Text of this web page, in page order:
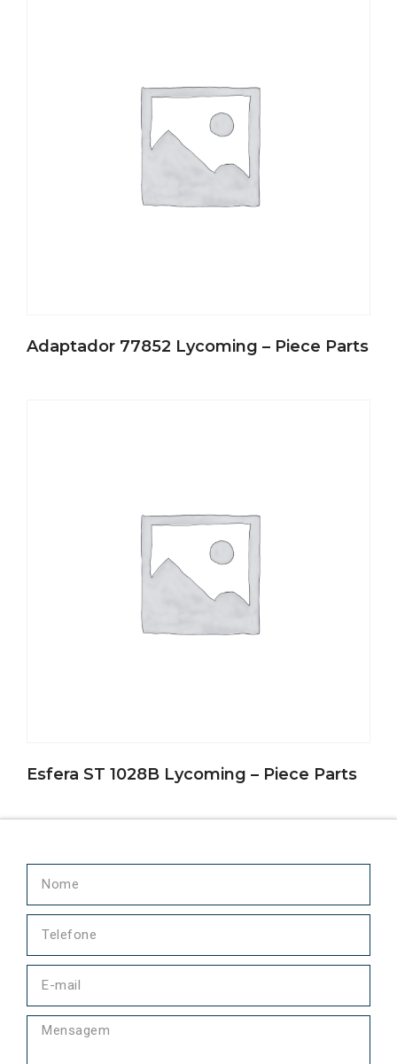
Adaptador 77852 Lycoming – Piece Parts
Esfera ST 1028B Lycoming – Piece Parts